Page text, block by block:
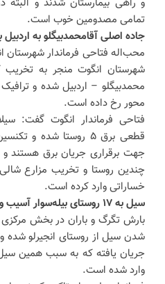
تمامی مصدومین خوب است.
جاده اصلی آقامحمدبیگلو به
محب‌اله فتاحی فرماندار
شهرستان انگوت منجر به
محمدبیگلو – اردبیل شده و
محور رخ داده است.
فتاحی فرماندار انگوت گفت:
قطعی برق ۵ روستا شده
جهت برقراری جریان برق هستند
چندین روستا و تخریب مزارع
خساراتی وارد کرده است.
سیل به ۱۷ روستای بیله‌سوار آسیب وارد کرد
بارش تگرگ و باران در بخش
شدن سیل از روستای انجیرلو
وارد شده است.